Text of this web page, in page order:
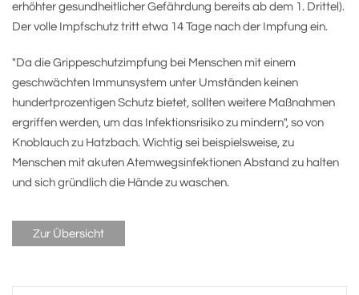
erhöhter gesundheitlicher Gefährdung bereits ab dem 1. Drittel).
Der volle Impfschutz tritt etwa 14 Tage nach der Impfung ein.
"Da die Grippeschutzimpfung bei Menschen mit einem
geschwächten Immunsystem unter Umständen keinen
hundertprozentigen Schutz bietet, sollten weitere Maßnahmen
ergriffen werden, um das Infektionsrisiko zu mindern", so von
Knoblauch zu Hatzbach. Wichtig sei beispielsweise, zu
Menschen mit akuten Atemwegsinfektionen Abstand zu halten
und sich gründlich die Hände zu waschen.
Zur Übersicht